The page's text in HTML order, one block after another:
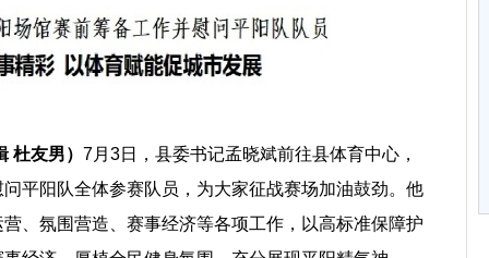
杜友男） 7月3日，县委书记孟晓斌前往县体育中心，
平阳队全体参赛队员，为大家征战赛场加油鼓劲。他
、氛围营造、赛事经济等各项工作，以高标准保障护